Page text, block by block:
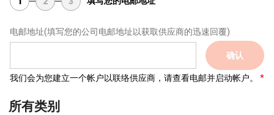
电邮地址(填写您的公司电邮地址以获取供应商的迅速回覆)
确认
我们会为您建立一个帐户以联络供应商，请查看电邮并启动帐户。
所有类别